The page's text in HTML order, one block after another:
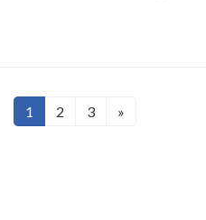
固
1
固
2
固
3 »